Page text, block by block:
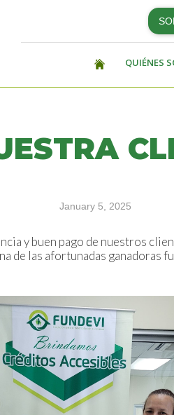
QUIÉNES
January 5, 2025
y buen pago de nuestros
de las afortunadas ganadoras